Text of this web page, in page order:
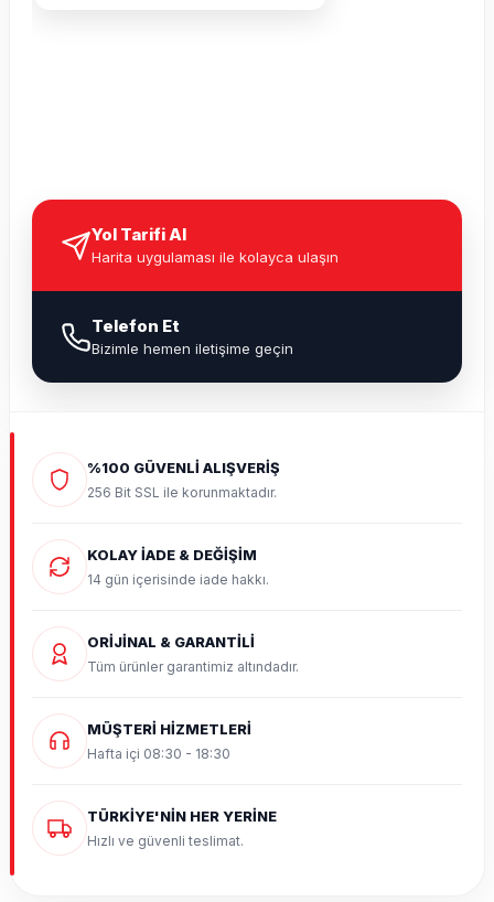
Yol Tarifi Al
Harita uygulaması ile kolayca ulaşın
Telefon Et
Bizimle hemen iletişime geçin
%100 GÜVENLİ ALIŞVERİŞ
256 Bit SSL ile korunmaktadır.
KOLAY İADE & DEĞİŞİM
14 gün içerisinde iade hakkı.
ORİJİNAL & GARANTİLİ
Tüm ürünler garantimiz altındadır.
MÜŞTERİ HİZMETLERİ
Hafta içi 08:30 - 18:30
TÜRKİYE'NİN HER YERİNE
Hızlı ve güvenli teslimat.